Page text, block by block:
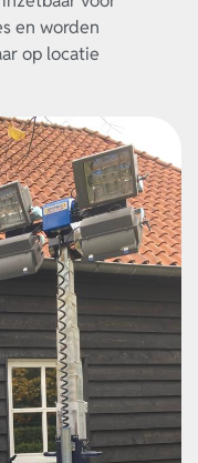
en worden
op locatie